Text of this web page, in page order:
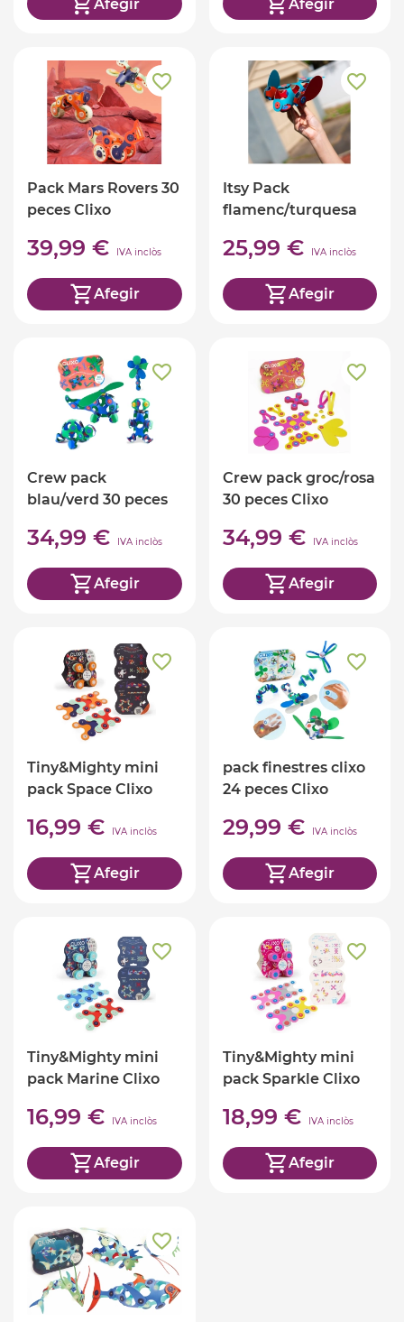
Afegir Afegir
Pack Mars Rovers 30
peces Clixo
39,99 € IVA inclòs
Afegir
Itsy Pack
flamenc/turquesa
25,99 € IVA inclòs
Afegir
Crew pack
blau/verd 30 peces
34,99 € IVA inclòs
Afegir
Crew pack groc/rosa
30 peces Clixo
34,99 € IVA inclòs
Afegir
Tiny&Mighty mini
pack Space Clixo
16,99 € IVA inclòs
Afegir
pack finestres clixo
24 peces Clixo
29,99 € IVA inclòs
Afegir
Tiny&Mighty mini
pack Marine Clixo
16,99 € IVA inclòs
Afegir
Tiny&Mighty mini
pack Sparkle Clixo
18,99 € IVA inclòs
Afegir